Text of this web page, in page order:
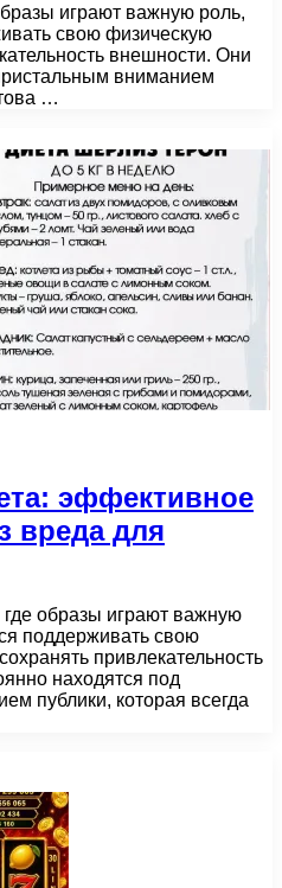
играют важную роль,
свою физическую
внешности. Они
вниманием
…
эффективное
вреда для
где образы играют важную
поддерживать свою
привлекательность
находятся под
публики, которая всегда